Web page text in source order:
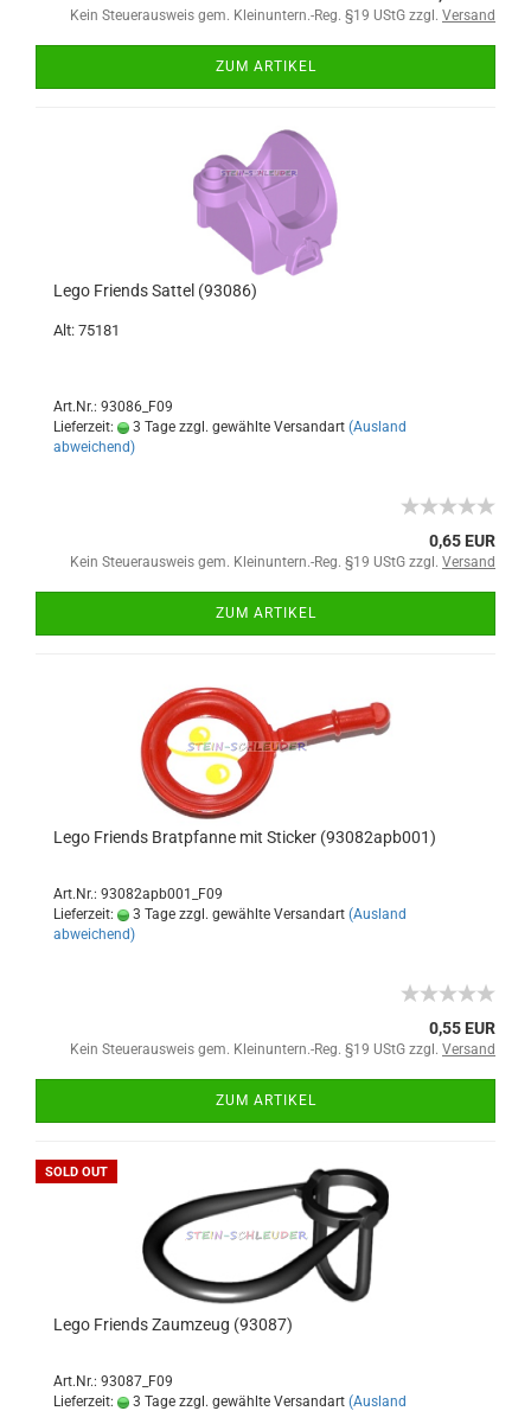
Kein Steuerausweis gem. Kleinuntern.-Reg. §19 UStG zzgl. Versand
ZUM ARTIKEL
Lego Friends Sattel (93086)
Alt: 75181
Art.Nr.: 93086_F09
Lieferzeit:
3 Tage zzgl. gewählte Versandart (Ausland
abweichend)
0,65 EUR
Kein Steuerausweis gem. Kleinuntern.-Reg. §19 UStG zzgl. Versand
ZUM ARTIKEL
Lego Friends Bratpfanne mit Sticker (93082apb001)
Art.Nr.: 93082apb001_F09
Lieferzeit:
3 Tage zzgl. gewählte Versandart (Ausland
abweichend)
0,55 EUR
Kein Steuerausweis gem. Kleinuntern.-Reg. §19 UStG zzgl. Versand
ZUM ARTIKEL
SOLD OUT
Lego Friends Zaumzeug (93087)
Art.Nr.: 93087_F09
Lieferzeit:
3 Tage zzgl. gewählte Versandart (Ausland